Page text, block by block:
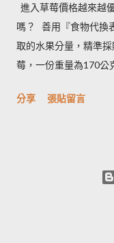
進入草莓價格越來越
嗎？ ​ 善用『食物代換
取的水果分量，精準
莓，一份重量為170公
損傷、撞傷等狀況）
家三口：３天內即可
分享 張貼留言